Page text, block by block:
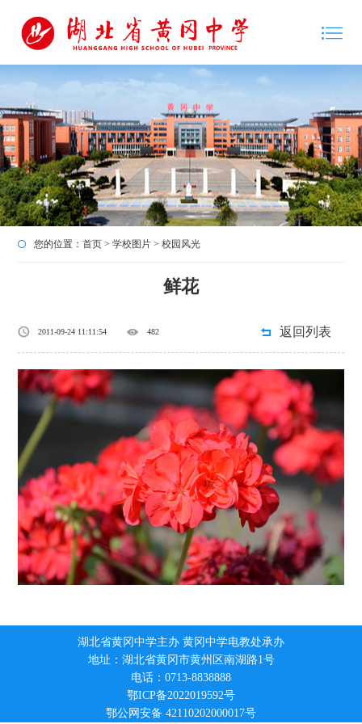
您的位置：首页 >学校图片 >校园风光
鲜花
2011-09-24 11:11:54 482 返回列表
湖北省黄冈中学主办 黄冈中学电教处承办
地址：湖北省黄冈市黄州区南湖路1号
电话：0713-8838888
鄂ICP备2022019592号
鄂公网安备 42110202000017号